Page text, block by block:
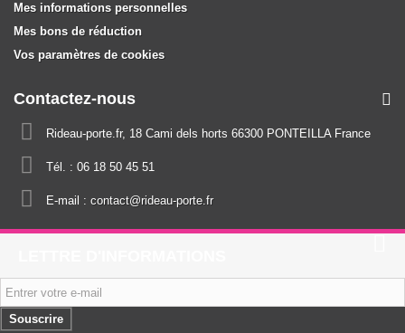
Mes informations personnelles
Mes bons de réduction
Vos paramètres de cookies
Contactez-nous
Rideau-porte.fr, 18 Cami dels horts 66300 PONTEILLA France
Tél. : 06 18 50 45 51
E-mail : contact@rideau-porte.fr
Souscrire